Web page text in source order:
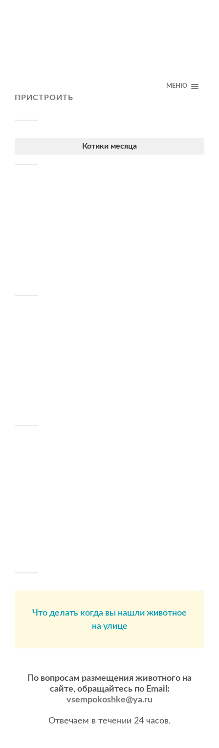
МЕНЮ
ПРИСТРОИТЬ
Котики месяца
Что делать когда вы нашли животное
на улице
По вопросам размещения животного на
сайте, обращайтесь по Email:
vsempokoshke@ya.ru
Отвечаем в течении 24 часов.